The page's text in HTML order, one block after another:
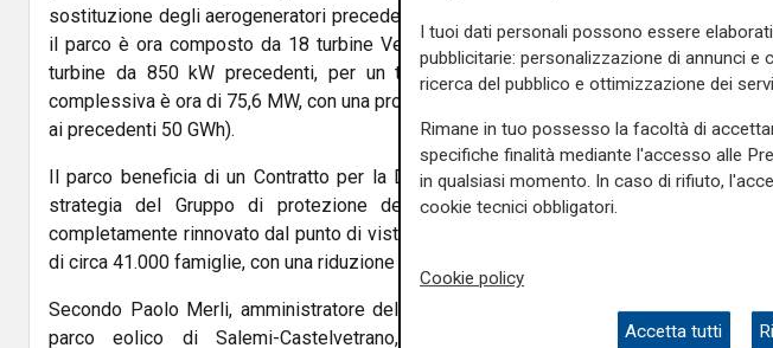
sostituzione degli aerogeneratori precedenti con nuove turbine di ultima generazione,
il parco è ora composto da 18 turbine Vestas da 4,2 MW ciascuna (rispetto alle 30
turbine da 850 kW precedenti, per un totale di 25,5 MW). La capacità installata
complessiva è ora di 75,6 MW, con una produzione annua stimata di 208 GWh (rispetto
ai precedenti 50 GWh).
Il parco beneficia di un Contratto per la Differenza (CfD) ventennale, in linea con la
strategia del Gruppo di protezione dei ricavi. L'energia prodotta dall'impianto,
completamente rinnovato dal punto di vista tecnologico, può soddisfare il fabbisogno
di circa 41.000 famiglie, con una riduzione annua di 74.000 tonnellate di CO2.
Secondo Paolo Merli, amministratore delegato di Erg, "Con l'entrata in funzione del
parco eolico di Salemi-Castelvetrano, Erg prosegue con il programma di
I tuoi dati personali possono essere
pubblicitarie: personalizzazione di annunci e
ricerca del pubblico e ottimizzazione dei
Rimane in tuo possesso la facoltà di
specifiche finalità mediante l'accesso alle
in qualsiasi momento. In caso di rifiuto,
cookie tecnici obbligatori.
Cookie policy
Accetta tutti